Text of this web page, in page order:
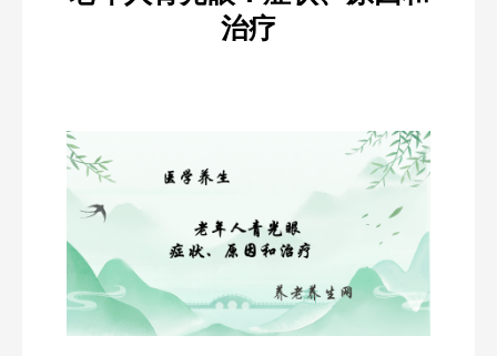
治疗